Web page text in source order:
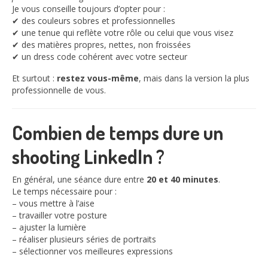
Je vous conseille toujours d’opter pour :
✔ des couleurs sobres et professionnelles
✔ une tenue qui reflète votre rôle ou celui que vous visez
✔ des matières propres, nettes, non froissées
✔ un dress code cohérent avec votre secteur
Et surtout : restez vous-même, mais dans la version la plus
professionnelle de vous.
Combien de temps dure un
shooting LinkedIn ?
En général, une séance dure entre 20 et 40 minutes.
Le temps nécessaire pour :
– vous mettre à l’aise
– travailler votre posture
– ajuster la lumière
– réaliser plusieurs séries de portraits
– sélectionner vos meilleures expressions